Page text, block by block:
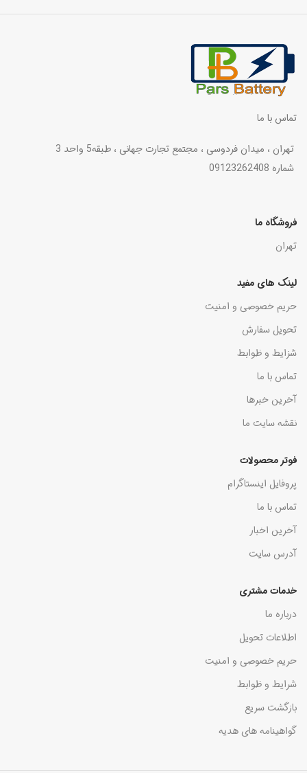
تماس با ما
تهران ، میدان فردوسی ، مجتمع تجارت جهانی ، طبقه5 واحد 3
شماره 09123262408
فروشگاه ما
تهران
لینک های مفید
حریم خصوصی و امنیت
تحویل سفارش
شزایط و ظوابط
تماس با ما
آخرین خبرها
نقشه سایت ما
فوتر محصولات
پروفایل اینستاگرام
تماس با ما
آخرین اخبار
آدرس سایت
خدمات مشتری
درباره ما
اطلاعات تحویل
حریم خصوصی و امنیت
شرایط و ظوابط
بازگشت سریع
گواهینامه های هدیه